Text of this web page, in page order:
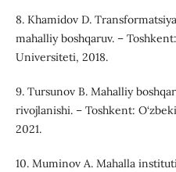
8. Khamidov D.
mahalliy boshqaruv. –
Universiteti, 2018.
9. Tursunov B. Mahalliy
rivojlanishi. – Toshkent:
2021.
10. Muminov A. Mahalla